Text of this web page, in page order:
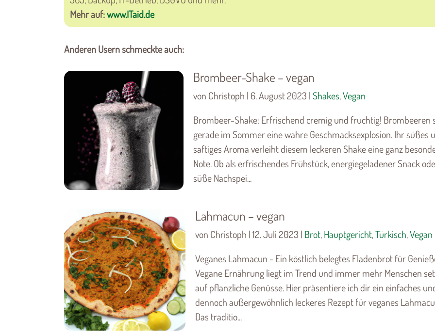
Mehr auf:www.ITaid.de
Anderen Usern schmeckte auch:
Brombeer-Shake – vegan
von Christoph | 6. August 2023 |Shakes,Vegan
Brombeer-Shake: Erfrischend cremig und fruchtig! Brombeeren
gerade im Sommer eine wahre Geschmacksexplosion. Ihr süßes
saftiges Aroma verleiht diesem leckeren Shake eine ganz
Note. Ob als erfrischendes Frühstück, energiegeladener Snack
süße Nachspei...
Lahmacun – vegan
von Christoph | 12. Juli 2023 | Brot,Hauptgericht,Türkisch,Vegan
Veganes Lahmacun - Ein köstlich belegtes Fladenbrot für
Vegane Ernährung liegt im Trend und immer mehr Menschen
auf pflanzliche Genüsse. Hier präsentiere ich dir ein einfaches
dennoch außergewöhnlich leckeres Rezept für veganes
Das traditio...